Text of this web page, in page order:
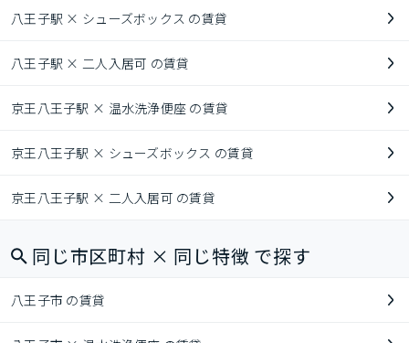
八王子駅 × シューズボックス の賃貸
八王子駅 × 二人入居可 の賃貸
京王八王子駅 × 温水洗浄便座 の賃貸
京王八王子駅 × シューズボックス の賃貸
京王八王子駅 × 二人入居可 の賃貸
同じ市区町村 × 同じ特徴 で探す
八王子市 の賃貸